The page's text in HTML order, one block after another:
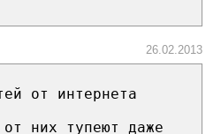
26.02.2013
от интернета
них тупеют даже